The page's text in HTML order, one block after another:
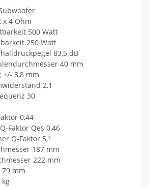
x 4 Ohm
500 Watt
250 Watt
83,5 dB
40 mm
+/- 8,8 mm
2,1
30
0,44
Faktor Qes 0,46
Q-Faktor 5,1
187 mm
222 mm
mm
kg